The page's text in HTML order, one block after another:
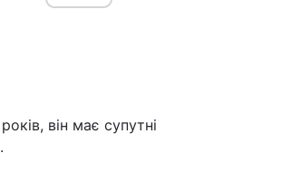
він має супутні